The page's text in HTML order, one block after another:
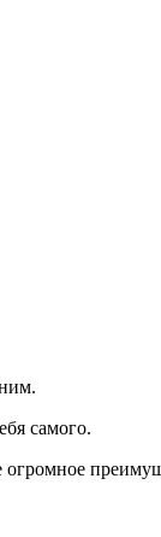
самого.
огромное